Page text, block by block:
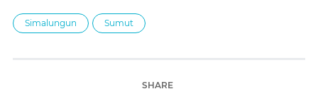
Simalungun Sumut
SHARE